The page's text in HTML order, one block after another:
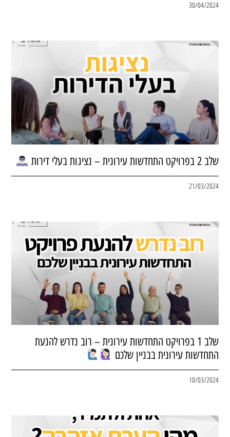
30/04/2024
שלב 2 בפרויקט התחדשות עירונית – נציגות בעלי דירות
21/03/2024
שלב 1 בפרויקט התחדשות עירונית – רוב נדרש להנעת
התחדשות עירונית בבניין שלכם
10/03/2024